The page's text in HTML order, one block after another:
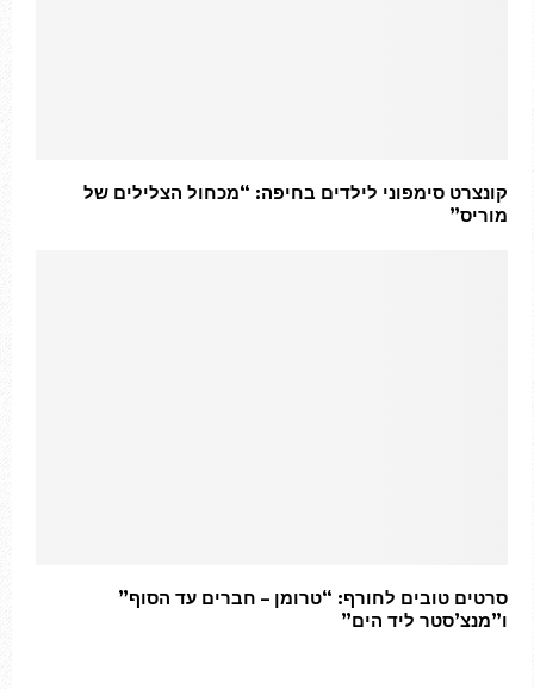
קונצרט סימפוני לילדים בחיפה: “מכחול הצלילים של
מוריס”
סרטים טובים לחורף: “טרומן – חברים עד הסוף”
ו”מנצ’סטר ליד הים”